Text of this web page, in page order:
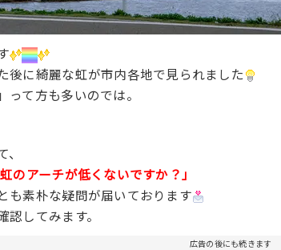
後に綺麗な虹が市内各地で見られました
って方も多いのでは。
のアーチが低くないですか？」
も素朴な疑問が届いております
認してみます。
広告の後にも続きます